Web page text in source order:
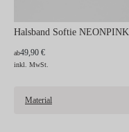
Halsband Softie NEONPINK
ab49,90 €
inkl. MwSt.
Material